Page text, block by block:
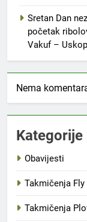
Sretan Dan
početak
Vakuf –
Nema
Kategorije
Obavijesti
Takmičenja Fly
Takmičenja